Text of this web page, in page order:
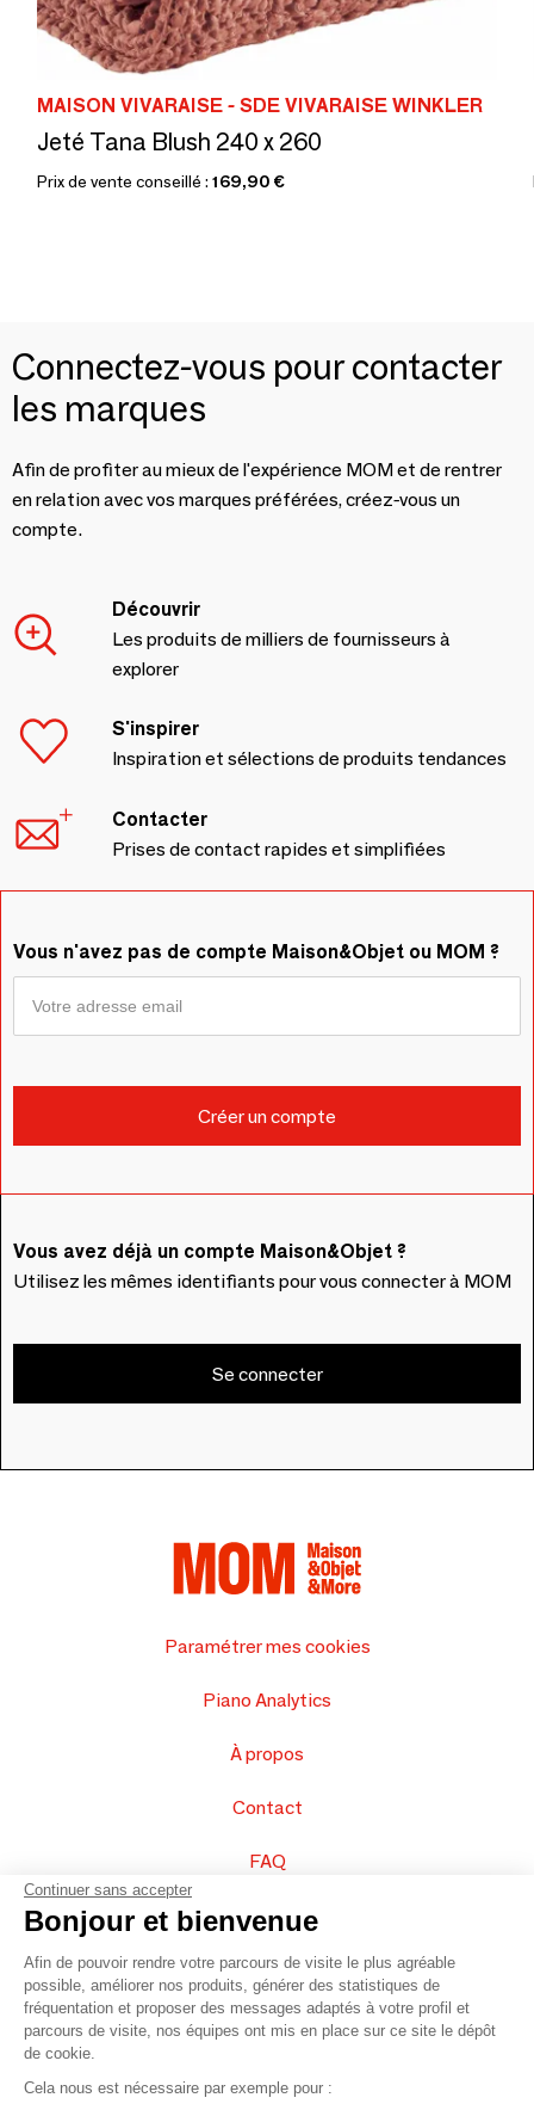
MAISON VIVARAISE - SDE VIVARAISE WINKLER
Jeté Tana Blush 240 x 260
Prix de vente conseillé : 169,90 €
Connectez-vous pour contacter
les marques
Afin de profiter au mieux de l'expérience MOM et de rentrer
en relation avec vos marques préférées, créez-vous un
compte.
Découvrir
Les produits de milliers de fournisseurs à
explorer
S'inspirer
Inspiration et sélections de produits tendances
Contacter
Prises de contact rapides et simplifiées
Vous n'avez pas de compte Maison&Objet ou MOM ?
Vous avez déjà un compte Maison&Objet ?
Utilisez les mêmes identifiants pour vous connecter à MOM
Se connecter
Paramétrer mes cookies
Piano Analytics
À propos
Contact
FAQ
Vendez vos produits
Plan du site
© 2016 –Organisation SAFI
Continuer sans accepter
Bonjour et bienvenue
Afin de pouvoir rendre votre parcours de visite le plus agréable
possible, améliorer nos produits, générer des statistiques de
fréquentation et proposer des messages adaptés à votre profil et
parcours de visite, nos équipes ont mis en place sur ce site le dépôt
de cookie.
Cela nous est nécessaire par exemple pour :